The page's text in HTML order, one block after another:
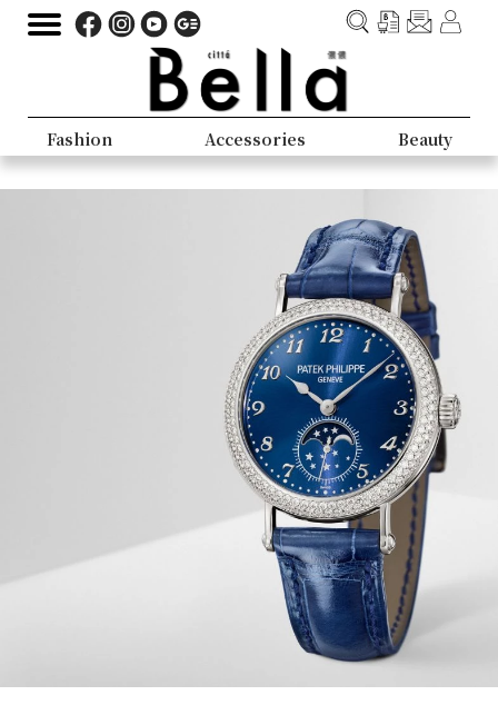
Fashion Accessories Beauty